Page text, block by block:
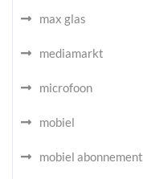
max glas
mediamarkt
microfoon
mobiel
mobiel abonnement